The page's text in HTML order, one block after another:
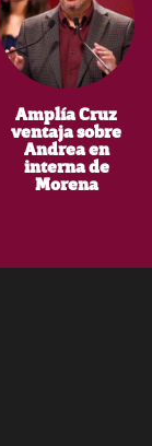
Amplía Cruz
ventaja sobre
Andrea en
interna de
Morena